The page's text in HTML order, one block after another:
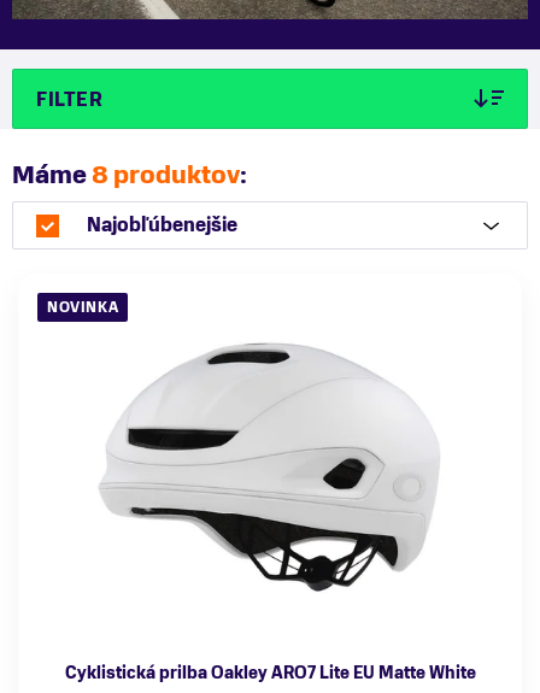
FILTER
Máme8 produktov:
Najobľúbenejšie
NOVINKA
Cyklistická prilba Oakley ARO7 Lite EU Matte White